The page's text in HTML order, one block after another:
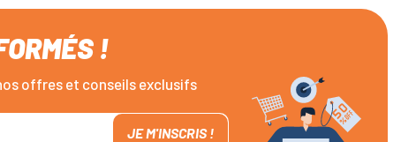
!
offres et conseils exclusifs
JE M'INSCRIS !